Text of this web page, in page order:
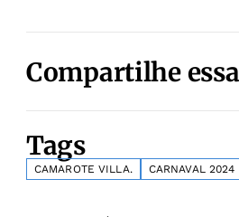
Compartilhe
Tags
CAMAROTE VILLA. CARNAVAL 2024